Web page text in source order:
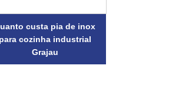
custa pia de inox
para cozinha industrial
Grajau